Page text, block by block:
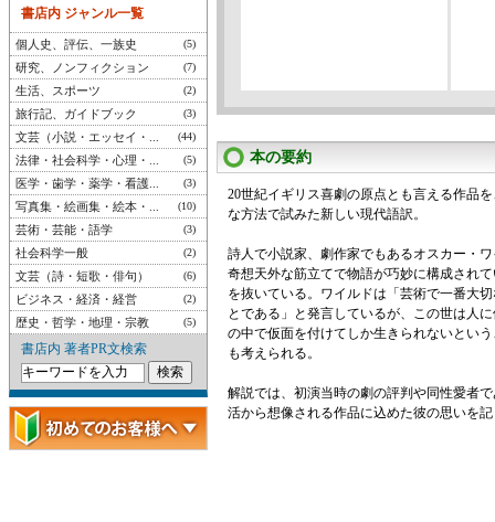
書店内 ジャンル一覧
個人史、評伝、一族史 (5)
研究、ノンフィクション (7)
生活、スポーツ (2)
旅行記、ガイドブック (3)
文芸（小説・エッセイ・... (44)
法律・社会科学・心理・... (5)
医学・歯学・薬学・看護... (3)
写真集・絵画集・絵本・... (10)
芸術・芸能・語学 (3)
社会科学一般 (2)
文芸（詩・短歌・俳句） (6)
ビジネス・経済・経営 (2)
歴史・哲学・地理・宗教 (5)
書店内 著者PR文検索
本の要約
20世紀イギリス喜劇の原点とも言える作品
な方法で試みた新しい現代語訳。
詩人で小説家、劇作家でもあるオスカー・
奇想天外な筋立てで物語が巧妙に構成され
を抜いている。ワイルドは「芸術で一番大
とである」と発言しているが、この世は人
の中で仮面を付けてしか生きられないとい
も考えられる。
解説では、初演当時の劇の評判や同性愛者
活から想像される作品に込めた彼の思いを